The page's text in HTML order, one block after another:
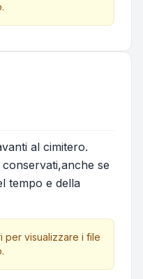
al cimitero.
se
tempo e della
per visualizzare i file